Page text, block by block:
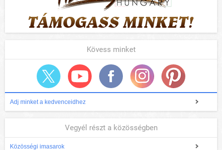
Kövess minket
Adj minket a kedvenceidhez
Vegyél részt a közösségben
Közösségi imasarok